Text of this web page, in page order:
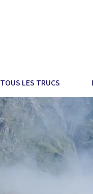
TOUS LES TRUCS